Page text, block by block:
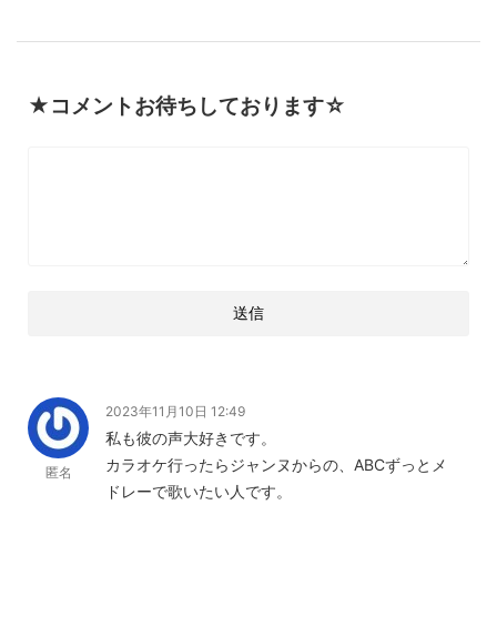
★コメントお待ちしております☆
匿名
2023年11月10日 12:49
私も彼の声大好きです。
カラオケ行ったらジャンヌからの、ABCずっとメ
ドレーで歌いたい人です。